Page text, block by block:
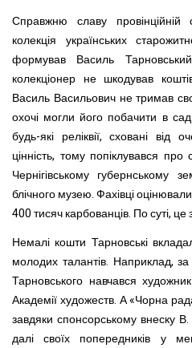
Справжню славу провінційній
колекція українських
формував Василь
колекціонер не шкодував
Василь Васильович не тримав
охочі могли його побачити в
будь-які реліквії, сховані
цінність, тому попіклувався
Чернігівському губернському
блічного музею. Фахівці
400 тисяч карбованців. По суті, це
Немалі кошти Тарновські
молодих талантів. Наприклад,
Тарновського навчався
Академії художеств. А «Чорна
завдяки спонсорському внеску
далі своїх попередників у